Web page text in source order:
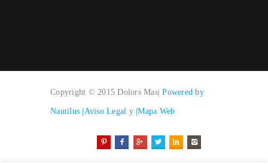
Copyright © 2015 Dolors Mas|Powered by
Nautilus |Aviso Legal y |Mapa Web